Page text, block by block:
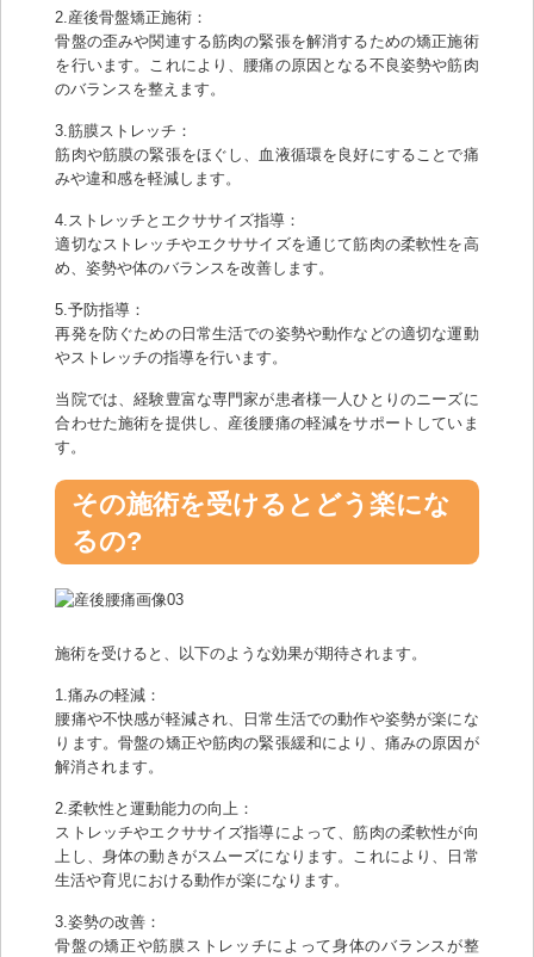
2.産後骨盤矯正施術：
骨盤の歪みや関連する筋肉の緊張を解消するための矯正施術
を行います。これにより、腰痛の原因となる不良姿勢や筋肉
のバランスを整えます。
3.筋膜ストレッチ：
筋肉や筋膜の緊張をほぐし、血液循環を良好にすることで痛
みや違和感を軽減します。
4.ストレッチとエクササイズ指導：
適切なストレッチやエクササイズを通じて筋肉の柔軟性を高
め、姿勢や体のバランスを改善します。
5.予防指導：
再発を防ぐための日常生活での姿勢や動作などの適切な運動
やストレッチの指導を行います。
当院では、経験豊富な専門家が患者様一人ひとりのニーズに
合わせた施術を提供し、産後腰痛の軽減をサポートしていま
す。
その施術を受けるとどう楽にな
るの?
施術を受けると、以下のような効果が期待されます。
1.痛みの軽減：
腰痛や不快感が軽減され、日常生活での動作や姿勢が楽にな
ります。骨盤の矯正や筋肉の緊張緩和により、痛みの原因が
解消されます。
2.柔軟性と運動能力の向上：
ストレッチやエクササイズ指導によって、筋肉の柔軟性が向
上し、身体の動きがスムーズになります。これにより、日常
生活や育児における動作が楽になります。
3.姿勢の改善：
骨盤の矯正や筋膜ストレッチによって身体のバランスが整